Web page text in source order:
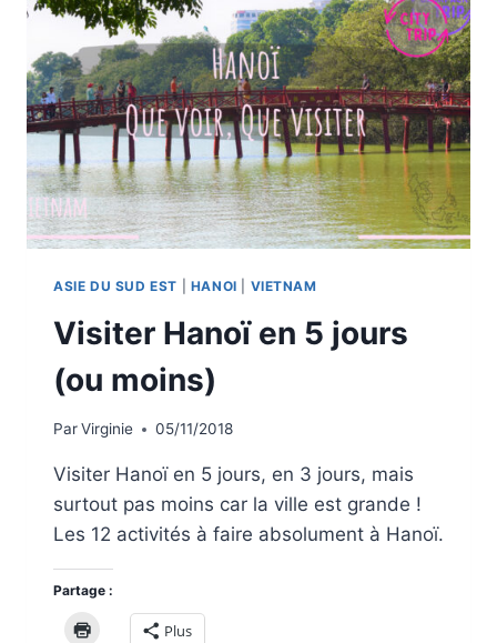
ASIE DU SUD EST HANOI VIETNAM
Visiter Hanoï en 5 jours
(ou moins)
ParVirginie 05/11/2018
Visiter Hanoï en 5 jours, en 3 jours, mais
surtout pas moins car la ville est grande !
Les 12 activités à faire absolument à Hanoï.
Partage :
Plus